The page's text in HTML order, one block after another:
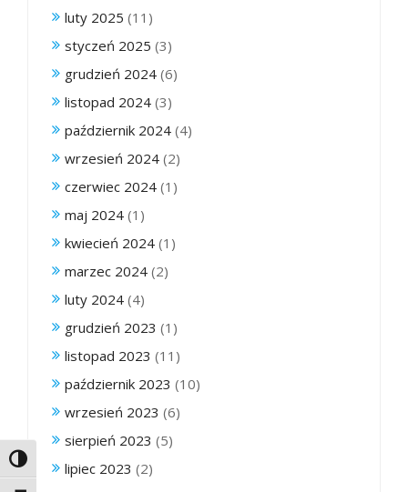
Toggle High Contrast
luty 2025 (11)
styczeń 2025 (3)
grudzień 2024 (6)
listopad 2024 (3)
październik 2024 (4)
wrzesień 2024 (2)
czerwiec 2024 (1)
maj 2024 (1)
kwiecień 2024 (1)
marzec 2024 (2)
luty 2024 (4)
grudzień 2023 (1)
listopad 2023 (11)
październik 2023 (10)
wrzesień 2023 (6)
sierpień 2023 (5)
lipiec 2023 (2)